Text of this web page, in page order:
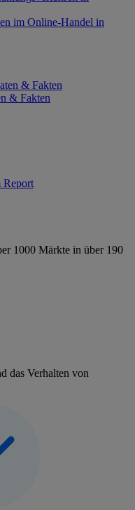
im Online-Handel in
& Fakten
& Fakten
Report
1000 Märkte in über 190
das Verhalten von